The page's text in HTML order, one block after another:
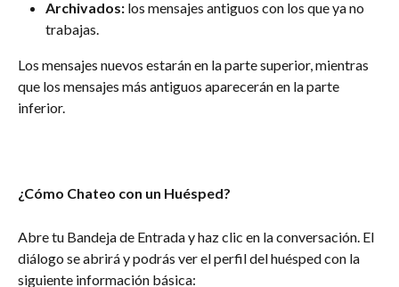
Archivados: los mensajes antiguos con los que ya no
trabajas.
Los mensajes nuevos estarán en la parte superior, mientras
que los mensajes más antiguos aparecerán en la parte
inferior.
¿Cómo Chateo con un Huésped?
Abre tu Bandeja de Entrada y haz clic en la conversación. El
diálogo se abrirá y podrás ver el perfil del huésped con la
siguiente información básica: